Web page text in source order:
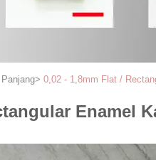
> 0,02 - 1,8mm Flat /
Enamel